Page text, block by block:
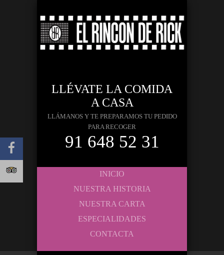
LLÉVATE LA COMIDA
A CASA
LLÁMANOS Y TE PREPARAMOS TU PEDIDO
PARA RECOGER
91 648 52 31
INICIO
NUESTRA HISTORIA
NUESTRA CARTA
ESPECIALIDADES
CONTACTA